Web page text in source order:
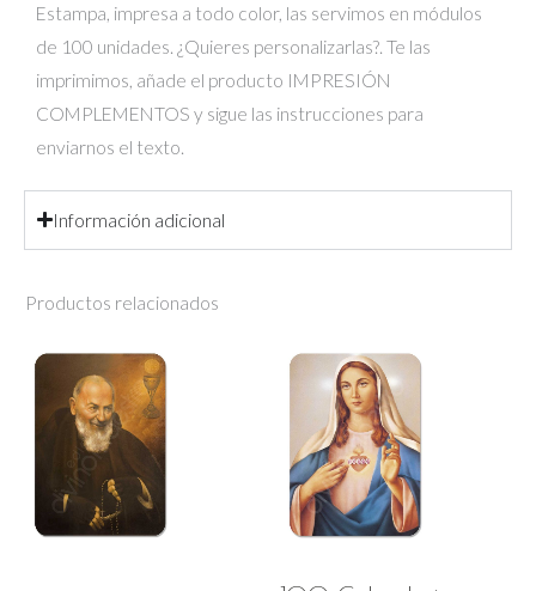
Estampa, impresa a todo color, las servimos en módulos
de 100 unidades. ¿Quieres personalizarlas?. Te las
imprimimos, añade el producto IMPRESIÓN
COMPLEMENTOS y sigue las instrucciones para
enviarnos el texto.
Información adicional
Productos relacionados